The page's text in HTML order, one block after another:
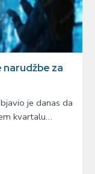
za
je danas da
kvartalu…